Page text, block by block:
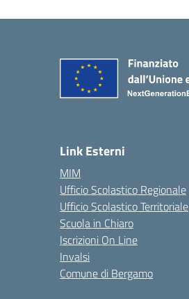
Link Esterni
MIM
Ufficio Scolastico Regionale
Ufficio Scolastico Territoriale
Scuola in Chiaro
Iscrizioni On Line
Invalsi
Comune di Bergamo